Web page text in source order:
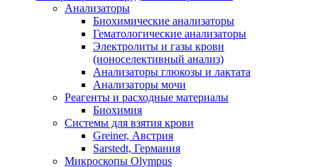
Анализаторы
Биохимические анализаторы
Гематологические анализаторы
Электролиты и газы крови
(ионоселективный анализ)
Анализаторы глюкозы и лактата
Анализаторы мочи
Реагенты и расходные материалы
Биохимия
Системы для взятия крови
Greiner, Австрия
Sarstedt, Германия
Микроскопы Olympus